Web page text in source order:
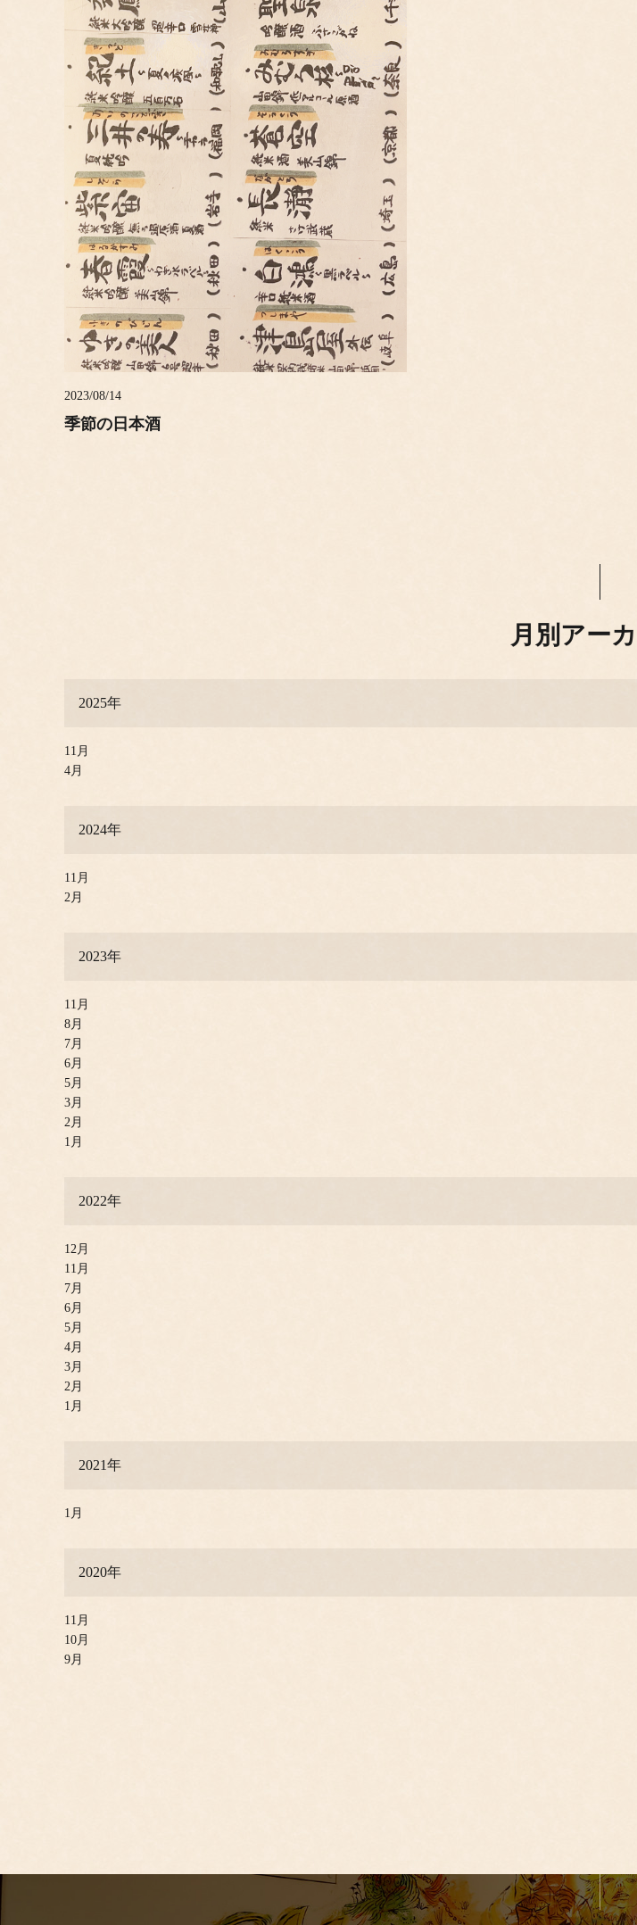
2023/08/14
季節の日本酒
月別アー
2025年
11月
4月
2024年
11月
2月
2023年
11月
8月
7月
6月
5月
3月
2月
1月
2022年
12月
11月
7月
6月
5月
4月
3月
2月
1月
2021年
1月
2020年
11月
10月
9月